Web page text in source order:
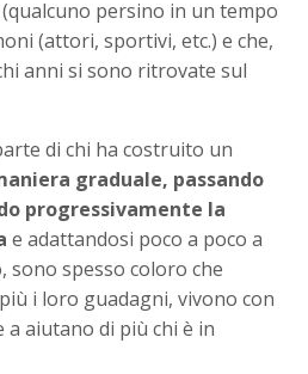
persino in un tempo
(attori, sportivi, etc.) e che,
anni si sono ritrovate sul
di chi ha costruito un
graduale, passando
progressivamente la
e adattandosi poco a poco a
sono spesso coloro che
i loro guadagni, vivono con
aiutano di più chi è in